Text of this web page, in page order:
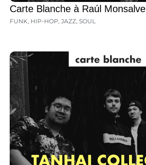
Carte Blanche à Raúl Monsalve
FUNK, HIP-HOP, JAZZ, SOUL